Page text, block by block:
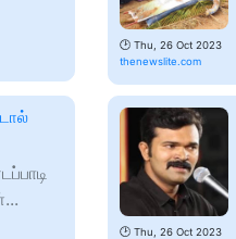
🕑 Thu, 26 Oct 2023
thenewslite.com
🕑 Thu, 26 Oct 2023